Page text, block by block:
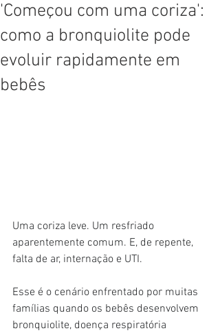
'Começou com uma coriza':
como a bronquiolite pode
evoluir rapidamente em
bebês
Uma coriza leve. Um resfriado
aparentemente comum. E, de repente,
falta de ar, internação e UTI.
Esse é o cenário enfrentado por muitas
famílias quando os bebês desenvolvem
bronquiolite, doença respiratória